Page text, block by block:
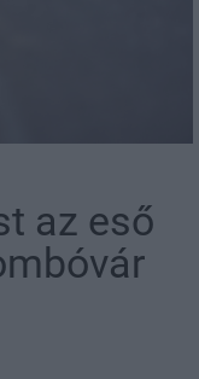
az eső